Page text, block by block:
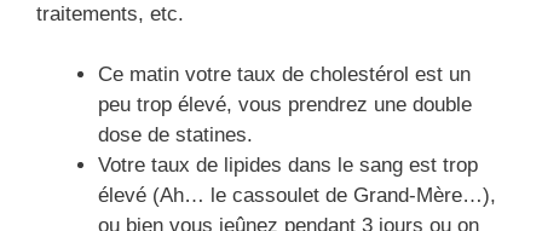
traitements, etc.
Ce matin votre taux de cholestérol est un
peu trop élevé, vous prendrez une double
dose de statines.
Votre taux de lipides dans le sang est trop
élevé (Ah… le cassoulet de Grand-Mère…),
ou bien vous jeûnez pendant 3 jours ou on